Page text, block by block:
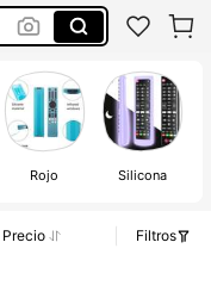
Rojo Silicona
Precio
Filtros